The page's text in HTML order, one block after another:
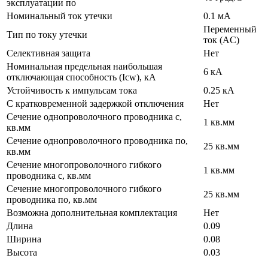
эксплуатации по
Номинальный ток утечки
0.1 мА
Тип по току утечки
Переменный
ток (AC)
Селективная защита
Нет
Номинальная предельная наибольшая
отключающая способность (Icw), кА
6 кА
Устойчивость к импульсам тока
0.25 кА
С кратковременной задержкой отключения
Нет
Сечение однопроволочного проводника с,
кв.мм
1 кв.мм
Сечение однопроволочного проводника по,
кв.мм
25 кв.мм
Сечение многопроволочного гибкого
проводника с, кв.мм
1 кв.мм
Сечение многопроволочного гибкого
проводника по, кв.мм
25 кв.мм
Возможна дополнительная комплектация
Нет
Длина
0.09
Ширина
0.08
Высота
0.03